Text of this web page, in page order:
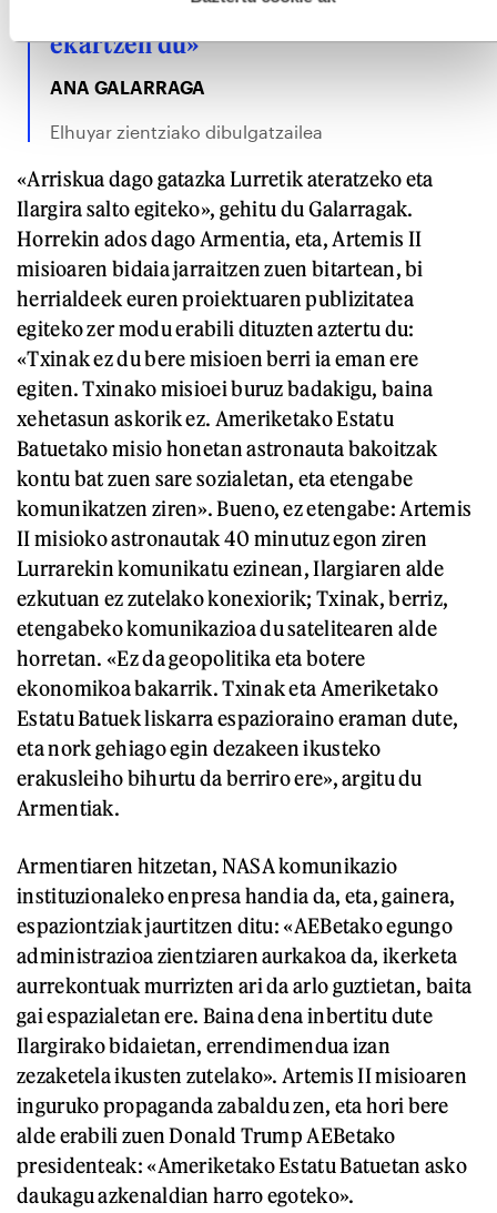
den ondare hori; pribatizazioa
ekartzen du»
ANA GALARRAGA
Elhuyar zientziako dibulgatzailea
«Arriskua dago gatazka Lurretik ateratzeko eta
Ilargira salto egiteko», gehitu du Galarragak.
Horrekin ados dago Armentia, eta, Artemis II
misioaren bidaia jarraitzen zuen bitartean, bi
herrialdeek euren proiektuaren publizitatea
egiteko zer modu erabili dituzten aztertu du:
«Txinak ez du bere misioen berri ia eman ere
egiten. Txinako misioei buruz badakigu, baina
xehetasun askorik ez. Ameriketako Estatu
Batuetako misio honetan astronauta bakoitzak
kontu bat zuen sare sozialetan, eta etengabe
komunikatzen ziren». Bueno, ez etengabe: Artemis
II misioko astronautak 40 minutuz egon ziren
Lurrarekin komunikatu ezinean, Ilargiaren alde
ezkutuan ez zutelako konexiorik; Txinak, berriz,
etengabeko komunikazioa du satelitearen alde
horretan. «Ez da geopolitika eta botere
ekonomikoa bakarrik. Txinak eta Ameriketako
Estatu Batuek liskarra espazioraino eraman dute,
eta nork gehiago egin dezakeen ikusteko
erakusleiho bihurtu da berriro ere», argitu du
Armentiak.
Armentiaren hitzetan, NASA komunikazio
instituzionaleko enpresa handia da, eta, gainera,
espaziontziak jaurtitzen ditu: «AEBetako egungo
administrazioa zientziaren aurkakoa da, ikerketa
aurrekontuak murrizten ari da arlo guztietan, baita
gai espazialetan ere. Baina dena inbertitu dute
Ilargirako bidaietan, errendimendua izan
zezaketela ikusten zutelako». Artemis II misioaren
inguruko propaganda zabaldu zen, eta hori bere
alde erabili zuen Donald Trump AEBetako
presidenteak: «Ameriketako Estatu Batuetan asko
daukagu azkenaldian harro egoteko».